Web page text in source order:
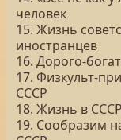
человек
15. Жизнь
иностранцев
16. Дорого-
17. Физкульт-
СССР
18. Жизнь в
19. Сообразим